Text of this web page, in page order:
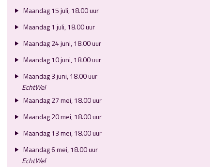
Maandag 15 juli, 18.00 uur
Maandag 1 juli, 18.00 uur
Maandag 24 juni, 18.00 uur
Maandag 10 juni, 18.00 uur
Maandag 3 juni, 18.00 uur
EchtWel
Maandag 27 mei, 18.00 uur
Maandag 20 mei, 18.00 uur
Maandag 13 mei, 18.00 uur
Maandag 6 mei, 18.00 uur
EchtWel